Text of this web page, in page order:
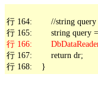
行 164:        //string
行 167:        return dr;
行 168:    }